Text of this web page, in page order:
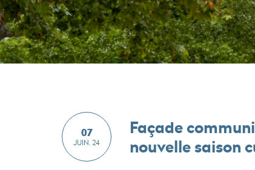
Façade
nouvelle saison
07
JUIN. 24